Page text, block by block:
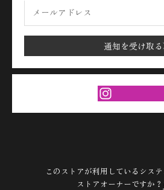
通知を受け取る
このストアが利用しているシス
ストアオーナーですか？